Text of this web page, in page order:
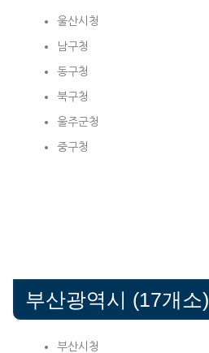
울산시청
남구청
동구청
북구청
울주군청
중구청
부산광역시 (17개소)
부산시청